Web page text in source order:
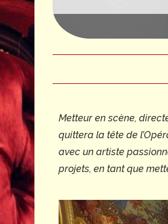
Metteur en scène,
quittera la tête de
avec un artiste
projets, en tant que